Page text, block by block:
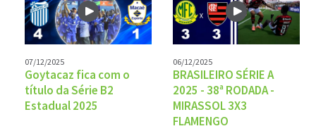
07/12/2025
Goytacaz fica com o
título da Série B2
Estadual 2025
06/12/2025
BRASILEIRO SÉRIE A
2025 - 38ª RODADA -
MIRASSOL 3X3
FLAMENGO